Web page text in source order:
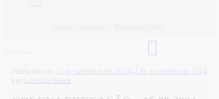
Publicado em 15 de setembro de 2024 14 de novembro de 2024
por
Luzedna Glece